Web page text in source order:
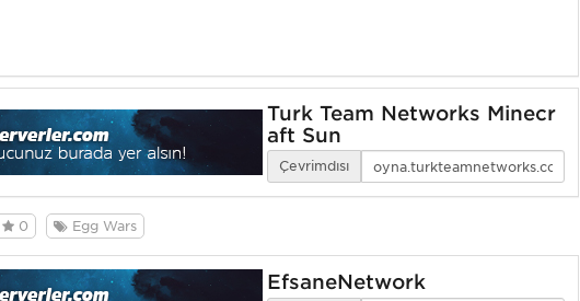
Turk Team Networks Minecr
aft Sun
Çevrimdışı
0 Egg Wars
EfsaneNetwork